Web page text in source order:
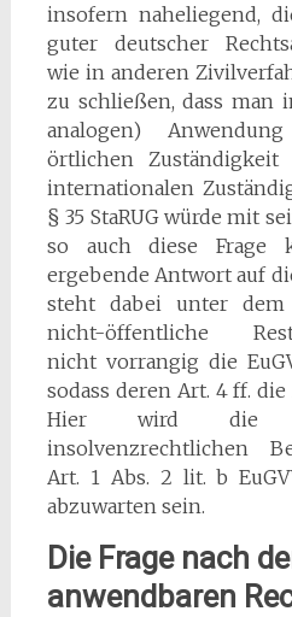
insofern naheliegend,
guter deutscher
wie in anderen
zu schließen, dass man
analogen)
örtlichen
internationalen
§ 35 StaRUG würde mit
so auch diese Frage
ergebende Antwort auf
steht dabei unter dem
nicht-öffentliche
nicht vorrangig die
sodass deren Art. 4 ff.
Hier wird die
insolvenzrechtlichen
Art. 1 Abs. 2 lit. b
abzuwarten sein.
Die Frage nach
anwendbaren